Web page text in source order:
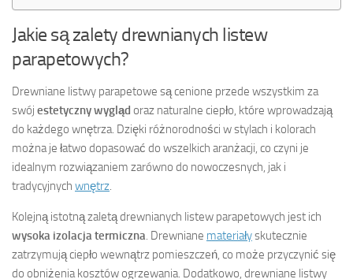
Jakie są zalety drewnianych listew
parapetowych?
Drewniane listwy parapetowe są cenione przede wszystkim za
swój estetyczny wygląd oraz naturalne ciepło, które wprowadzają
do każdego wnętrza. Dzięki różnorodności w stylach i kolorach
można je łatwo dopasować do wszelkich aranżacji, co czyni je
idealnym rozwiązaniem zarówno do nowoczesnych, jak i
tradycyjnych wnętrz.
Kolejną istotną zaletą drewnianych listew parapetowych jest ich
wysoka izolacja termiczna. Drewniane materiałyskutecznie
zatrzymują ciepło wewnątrz pomieszczeń, co może przyczynić się
do obniżenia kosztów ogrzewania. Dodatkowo, drewniane listwy